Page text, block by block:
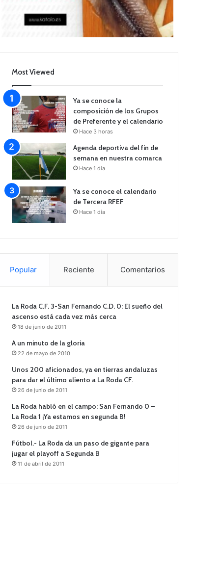
Most Viewed
Ya se conoce la
composición de los Grupos
de Preferente y el calendario
Hace 3 horas
Agenda deportiva del fin de
semana en nuestra comarca
Hace 1 día
Ya se conoce el calendario
de Tercera RFEF
Hace 1 día
Popular Reciente Comentarios
La Roda C.F. 3-San Fernando C.D. 0: El sueño del
ascenso está cada vez más cerca
18 de junio de 2011
A un minuto de la gloria
22 de mayo de 2010
Unos 200 aficionados, ya en tierras andaluzas
para dar el último aliento a La Roda CF.
26 de junio de 2011
La Roda habló en el campo: San Fernando 0 –
La Roda 1 ¡Ya estamos en segunda B!
26 de junio de 2011
Fútbol.- La Roda da un paso de gigante para
jugar el playoff a Segunda B
11 de abril de 2011